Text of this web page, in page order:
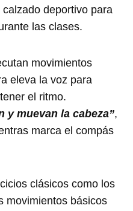
deportivo para
las clases.
movimientos
eleva la voz para
el ritmo.
y muevan la cabeza”,
marca el compás
clásicos como los
movimientos básicos